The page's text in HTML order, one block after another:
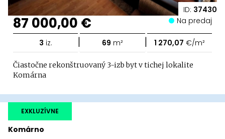
ID: 37430
87 000,00 € Na predaj
3 iz. | 69 m² | 1 270,07 €/m²
Čiastočne rekonštruovaný 3-izb byt v tichej lokalite
Komárna
Komárno
EXKLUZÍVNE